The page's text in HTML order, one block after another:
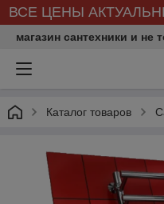
ВСЕ ЦЕНЫ
магазин сантехники и не
Каталог товаров